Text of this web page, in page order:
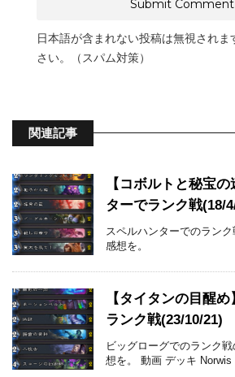
日本語が含まれない投稿は無視されま
さい。（スパム対策）
関連記事
【コボルトと秘宝
ターでランク戦(18/
スペルハンターでのラン
感想を。
【タイタンの目醒
ランク戦(23/10/21)
ビッグローグでのランク
想を。 動画 デッキ Norwis